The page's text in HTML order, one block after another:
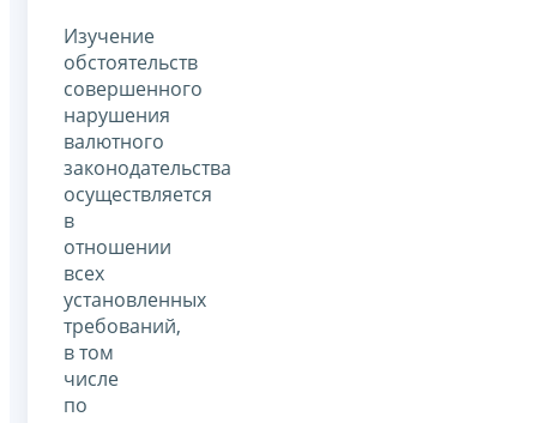
Изучение
обстоятельств
совершенного
нарушения
валютного
законодательства
осуществляется
в
отношении
всех
установленных
требований,
в том
числе
по